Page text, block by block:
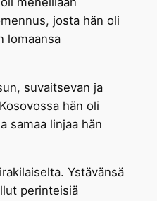
josta hän oli
lomaansa
suvaitsevan ja
hän oli
samaa linjaa hän
Ystävänsä
perinteisiä